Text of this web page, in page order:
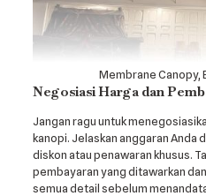
Membrane Canopy,
Negosiasi Harga dan
Jangan ragu untuk
kanopi. Jelaskan anggaran Anda
diskon atau penawaran khusus.
pembayaran yang ditawarkan
semua detail sebelum